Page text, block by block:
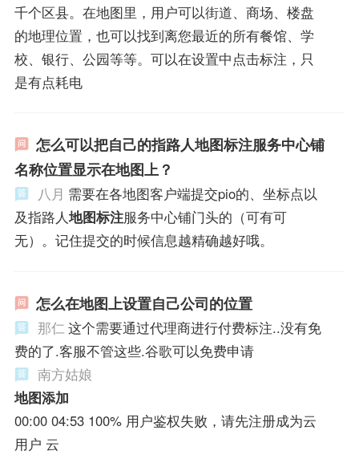
千个区县。在地图里，用户可以街道、商场、楼盘
的地理位置，也可以找到离您最近的所有餐馆、学
校、银行、公园等等。可以在设置中点击标注，只
是有点耗电
怎么可以把自己的指路人地图标注服务中心铺
名称位置显示在地图上？
八月 需要在各地图客户端提交pio的、坐标点以
及指路人地图标注服务中心铺门头的（可有可
无）。记住提交的时候信息越精确越好哦。
怎么在地图上设置自己公司的位置
那仁这个需要通过代理商进行付费标注..没有免
费的了.客服不管这些.谷歌可以免费申请
南方姑娘
地图添加
00:00 04:53 100% 用户鉴权失败，请先注册成为云
用户 云